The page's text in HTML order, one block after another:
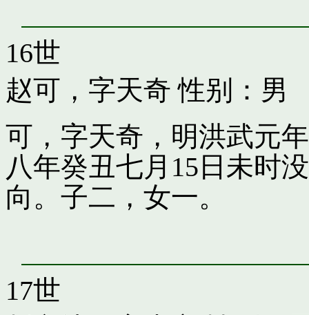
16世
赵可，字天奇 性别：男
可，字天奇，明洪武元
八年癸丑七月15日未时
向。子二，女一。
17世